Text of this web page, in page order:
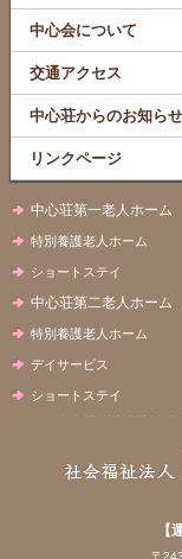
中心会について
交通アクセス
中心荘からのお知らせ
リンクページ
中心荘第一老人ホーム
特別養護老人ホーム
ショートステイ
中心荘第二老人ホーム
特別養護老人ホーム
デイサービス
ショートステイ
【
〒